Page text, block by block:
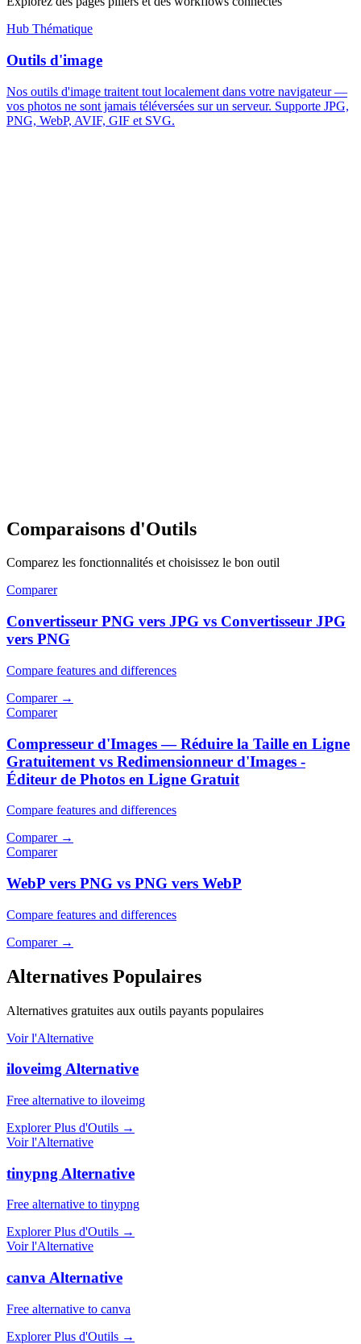
Hub Thématique
Outils d'image
Nos outils d'image traitent tout localement dans votre navigateur —
vos photos ne sont jamais téléversées sur un serveur. Supporte JPG,
PNG, WebP, AVIF, GIF et SVG.
Comparaisons d'Outils
Comparez les fonctionnalités et choisissez le bon outil
Comparer
Convertisseur PNG vers JPG vs Convertisseur JPG
vers PNG
Compare features and differences
Comparer→
Comparer
Compresseur d'Images — Réduire la Taille en Ligne
Gratuitement vs Redimensionneur d'Images -
Éditeur de Photos en Ligne Gratuit
Compare features and differences
Comparer→
Comparer
WebP vers PNG vs PNG vers WebP
Compare features and differences
Comparer→
Alternatives Populaires
Alternatives gratuites aux outils payants populaires
Voir l'Alternative
iloveimg Alternative
Free alternative to iloveimg
Explorer Plus d'Outils →
Voir l'Alternative
tinypng Alternative
Free alternative to tinypng
Explorer Plus d'Outils →
Voir l'Alternative
canva Alternative
Free alternative to canva
Explorer Plus d'Outils →